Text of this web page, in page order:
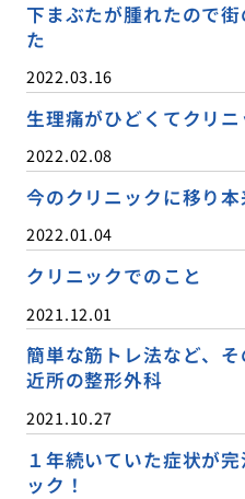
下まぶたが腫れたので
た
2022.03.16
生理痛がひどくてクリ
2022.02.08
今のクリニックに移り
2022.01.04
クリニックでのこと
2021.12.01
簡単な筋トレ法など、
近所の整形外科
2021.10.27
１年続いていた症状が
ック！